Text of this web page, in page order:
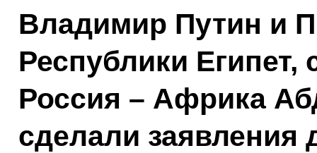
Владимир Путин и
Республики
Россия – Африка
сделали заявления